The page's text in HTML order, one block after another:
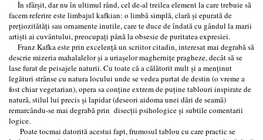
În sfârşit, dar nu în ultimul rând, cel de-al treilea element la care trebuie să
facem referire este limbajul kafkian: o limbă simplă, clară şi epurată de
preţiozitătăţi sau ornamente inutile, care te duce de îndată cu gândul la marii
artişti ai cuvântului, preocupaţi până la obsesie de puritatea expresiei.
Franz Kafka este prin excelenţă un scriitor citadin, interesat mai degrabă să
descrie mizeria mahalalelor şi a uriaşelor magherniţe pragheze, decât să se
lase furat de peisajele naturii. Cu toate că a călătorit mult şi a menţinut
legături strânse cu natura locului unde se vedea purtat de destin (o vreme a
fost chiar vegetarian), opera sa conţine extrem de puţine tablouri inspirate de
natură, stilul lui precis şi lapidar (deseori aidoma unei dări de seamă)
remarcându-se mai degrabă prin disecţii psihologice şi subtile comentarii
logice.
Poate tocmai datorită acestui fapt, frumosul tablou cu care practic se